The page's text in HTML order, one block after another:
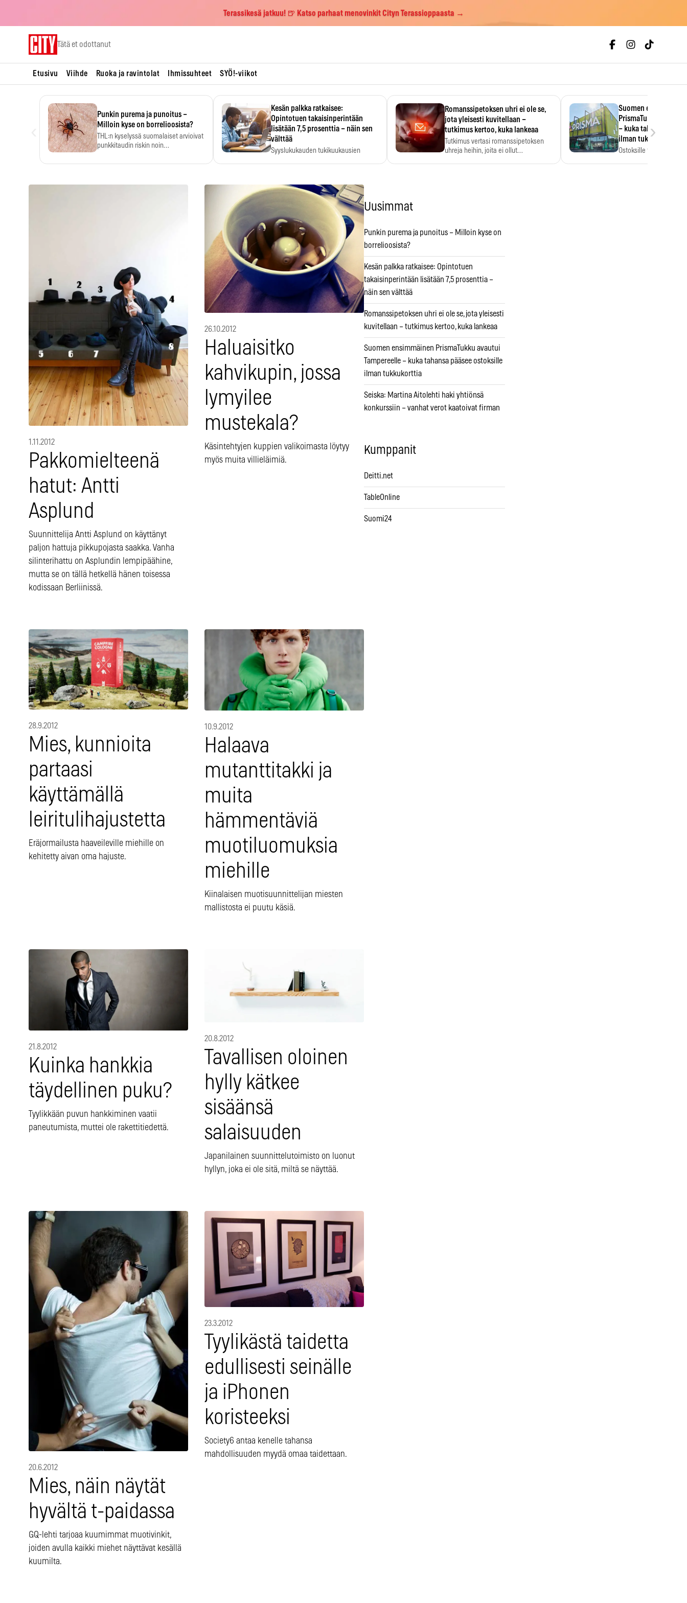
Terassikesä jatkuu! 🍺 Katso parhaat menovinkit Cityn Terassioppaasta →
Tätä et odottanut
Etusivu Viihde Ruoka ja ravintolat Ihmissuhteet SYÖ!-viikot
Punkin purema ja punoitus –
Milloin kyse on borrelioosista?
THL:n kyselyssä suomalaiset arvioivat
punkkitaudin riskin noin
Kesän palkka ratkaisee:
Opintotuen takaisinperintään
lisätään 7,5 prosenttia – näin sen
välttää
Syyslukukauden tukikuukausien
Romanssipetoksen uhri ei ole se,
jota yleisesti kuvitellaan –
tutkimus kertoo, kuka lankeaa
Tutkimus vertasi romanssipetoksen
uhreja heihin, joita ei ollut…
Suomen
PrismaTukku avautui
– kuka tahansa
ilman tukkukorttia
Ostoksille tarvitse
›
1.11.2012
Pakkomielteenä
hatut: Antti
Asplund
Suunnittelija Antti Asplund on käyttänyt
paljon hattuja pikkupojasta saakka. Vanha
silinterihattu on Asplundin lempipäähine,
mutta se on tällä hetkellä hänen toisessa
kodissaan Berliinissä.
26.10.2012
Haluaisitko
kahvikupin, jossa
lymyilee
mustekala?
Käsintehtyjen kuppien valikoimasta löytyy
myös muita villieläimiä.
28.9.2012
Mies, kunnioita
partaasi
käyttämällä
leiritulihajustetta
Eräjormailusta haaveileville miehille on
kehitetty aivan oma hajuste.
10.9.2012
Halaava
mutanttitakki ja
muita
hämmentäviä
muotiluomuksia
miehille
Kiinalaisen muotisuunnittelijan miesten
mallistosta ei puutu käsiä.
21.8.2012
Kuinka hankkia
täydellinen puku?
Tyylikkään puvun hankkiminen vaatii
paneutumista, muttei ole rakettitiedettä.
20.8.2012
Tavallisen oloinen
hylly kätkee
sisäänsä
salaisuuden
Japanilainen suunnittelutoimisto on luonut
hyllyn, joka ei ole sitä, miltä se näyttää.
20.6.2012
Mies, näin näytät
hyvältä t-paidassa
GQ-lehti tarjoaa kuumimmat muotivinkit,
joiden avulla kaikki miehet näyttävat kesällä
kuumilta.
23.3.2012
Tyylikästä taidetta
edullisesti seinälle
ja iPhonen
koristeeksi
Society6 antaa kenelle tahansa
mahdollisuuden myydä omaa taidettaan.
Uusimmat
Punkin purema ja punoitus – Milloin kyse on
borrelioosista?
Kesän palkka ratkaisee: Opintotuen
takaisinperintään lisätään 7,5 prosenttia –
näin sen välttää
Romanssipetoksen uhri ei ole se, jota yleisesti
kuvitellaan – tutkimus kertoo, kuka lankeaa
Suomen ensimmäinen PrismaTukku avautui
Tampereelle – kuka tahansa pääsee ostoksille
ilman tukkukorttia
Seiska: Martina Aitolehti haki yhtiönsä
konkurssiin – vanhat verot kaatoivat firman
Kumppanit
Deitti.net
TableOnline
Suomi24